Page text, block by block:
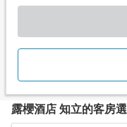
露櫻酒店 知立的客房